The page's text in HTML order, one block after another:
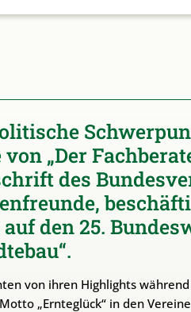
„Der
des
den 25.
von ihren Highlights
„Ernteglück“ in den